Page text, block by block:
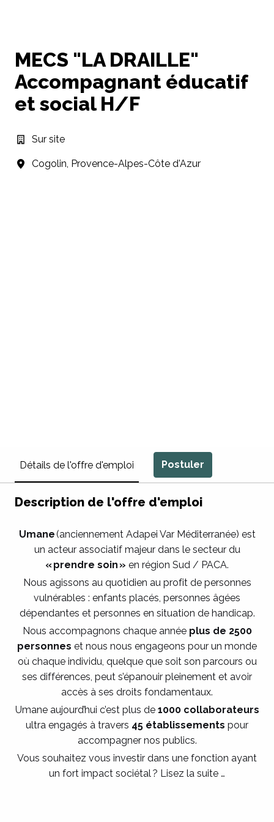
MECS "LA DRAILLE"
Accompagnant éducatif
et social H/F
Sur site
Cogolin Provence-Alpes-Côte d'Azur
Détails de l'offre d'emploi Postuler
Description de l'offre d'emploi
Umane(anciennement Adapei Var Méditerranée) est
un acteur associatif majeur dans le secteur du
« prendre soin » en région Sud / PACA.
Nous agissons au quotidien au profit de personnes
vulnérables : enfants placés, personnes âgées
dépendantes et personnes en situation de handicap.
Nous accompagnons chaque année plus de 2500
personnes et nous nous engageons pour un monde
où chaque individu, quelque que soit son parcours ou
ses différences, peut s’épanouir pleinement et avoir
accès à ses droits fondamentaux.
Umane aujourd’hui c’est plus de 1000 collaborateurs
ultra engagés à travers 45 établissements pour
accompagner nos publics.
Vous souhaitez vous investir dans une fonction ayant
un fort impact sociétal ? Lisez la suite …